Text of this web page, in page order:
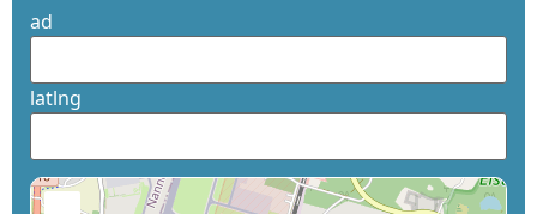
ad
latlng